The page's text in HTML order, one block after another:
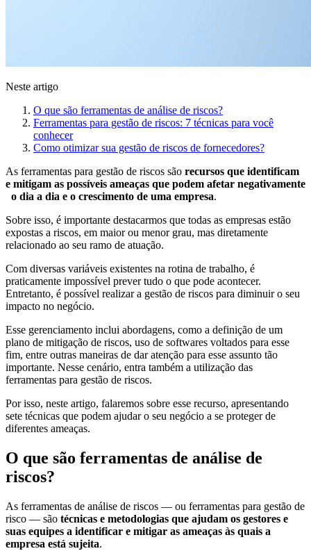
Neste artigo
O que são ferramentas de análise de riscos?
Ferramentas para gestão de riscos: 7 técnicas para você
conhecer
Como otimizar sua gestão de riscos de fornecedores?
As ferramentas para gestão de riscos são recursos que identificam
e mitigam as possíveis ameaças que podem afetar negativamente
o dia a dia e o crescimento de uma empresa.
Sobre isso, é importante destacarmos que todas as empresas estão
expostas a riscos, em maior ou menor grau, mas diretamente
relacionado ao seu ramo de atuação.
Com diversas variáveis existentes na rotina de trabalho, é
praticamente impossível prever tudo o que pode acontecer.
Entretanto, é possível realizar a gestão de riscos para diminuir o seu
impacto no negócio.
Esse gerenciamento inclui abordagens, como a definição de um
plano de mitigação de riscos, uso de softwares voltados para esse
fim, entre outras maneiras de dar atenção para esse assunto tão
importante. Nesse cenário, entra também a utilização das
ferramentas para gestão de riscos.
Por isso, neste artigo, falaremos sobre esse recurso, apresentando
sete técnicas que podem ajudar o seu negócio a se proteger de
diferentes ameaças.
O que são ferramentas de análise de
riscos?
As ferramentas de análise de riscos — ou ferramentas para gestão de
risco — são técnicas e metodologias que ajudam os gestores e
suas equipes a identificar e mitigar as ameaças às quais a
empresa está sujeita.